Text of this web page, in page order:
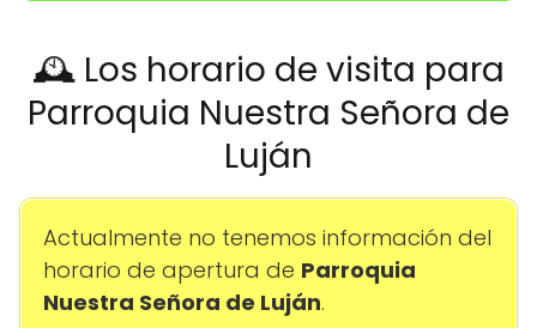
🕰️ Los horario de visita para
Parroquia Nuestra Señora de
Luján
Actualmente no tenemos información del
horario de apertura de Parroquia
Nuestra Señora de Luján.